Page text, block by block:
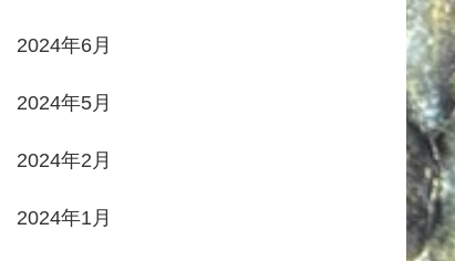
2024年6月
2024年5月
2024年2月
2024年1月